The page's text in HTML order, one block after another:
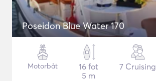
Poseidon Blue Water 170
Motorbåt
16 fot
5 m
7 Cruising